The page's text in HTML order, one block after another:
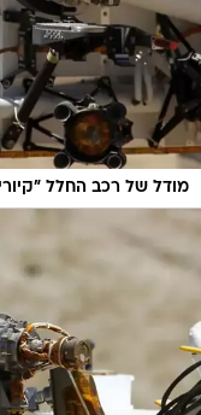
מודל של רכב החלל